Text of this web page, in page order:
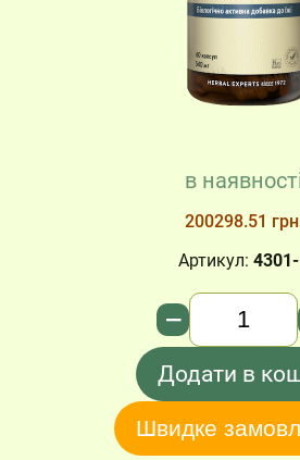
в
200298.51
Артикул:
Кількість
—
Додати в
Швидке